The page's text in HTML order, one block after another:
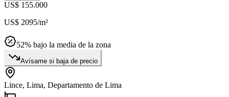
US$ 155.000
US$ 2095/m²
52% bajo la media de la zona
Avísame si baja de precio
Lince, Lima, Departamento de Lima